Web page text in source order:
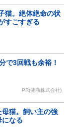
猫。絶体絶命の状
すごすぎる
で3回戦も余裕！
PR(健商株式会社)
猫。飼い主の強
になる